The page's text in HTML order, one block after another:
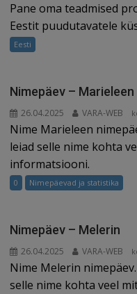
Pane oma teadmised
Eestit puudutavatele
Eesti
Nimepäev – Marieleen
26.04.2025 VARA-WEB
–
Nime Marieleen
leiad selle nime kohta
informatsiooni.
0 Nimepäevad ja statistika
Nimepäev – Melerin
26.04.2025 VARA-WEB
–
Nime Melerin
selle nime kohta veel